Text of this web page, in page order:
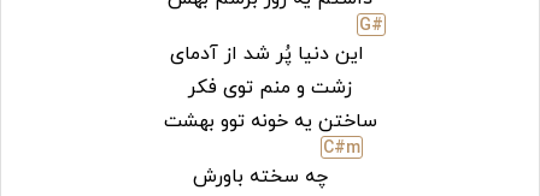
G#
این دنیا پُر شد از آدمای
زشت و منم توی فکر
ساختن یه خونه توو بهشت
C#m
چه سخته باورش